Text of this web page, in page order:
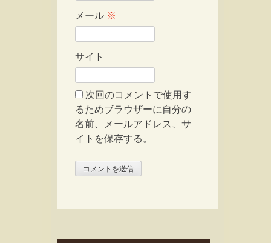
メール ※
サイト
次回のコメントで使用す
るためブラウザーに自分の
名前、メールアドレス、サ
イトを保存する。